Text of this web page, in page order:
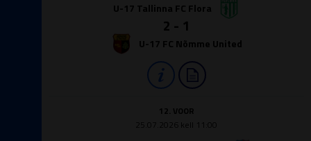
U-17 Tallinna FC Flora
2 - 1
U-17 FC Nõmme United
12. VOOR
25.07.2026 kell 11:00